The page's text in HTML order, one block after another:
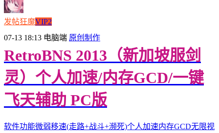
发帖狂魔VIP2
07-13 18:13 电脑端 原创制作
RetroBNS 2013（新加坡服剑
灵）个人加速/内存GCD/一键
飞天辅助 PC版
软件功能微弱移速(走路+战斗+濒死)个人加速内存GCD无限视